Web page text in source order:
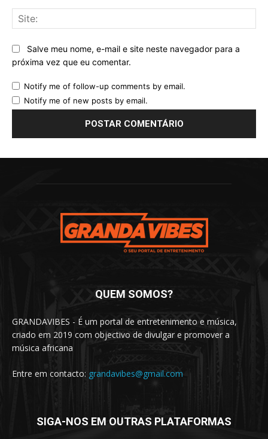
Salve meu nome, e-mail e site neste navegador para a
próxima vez que eu comentar.
Notify me of follow-up comments by email.
Notify me of new posts by email.
QUEM SOMOS?
GRANDAVIBES - É um portal de entretenimento e música,
criado em 2019 com objectivo de divulgar e promover a
música africana
Entre em contacto: grandavibes@gmail.com
SIGA-NOS EM OUTRAS PLATAFORMAS